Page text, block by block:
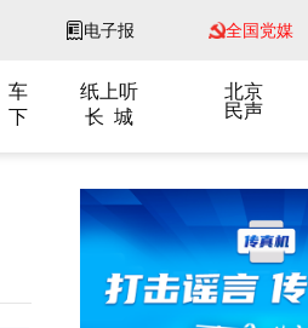
电子报 全国党媒
车
纸上听
下
长 城
北京
民声